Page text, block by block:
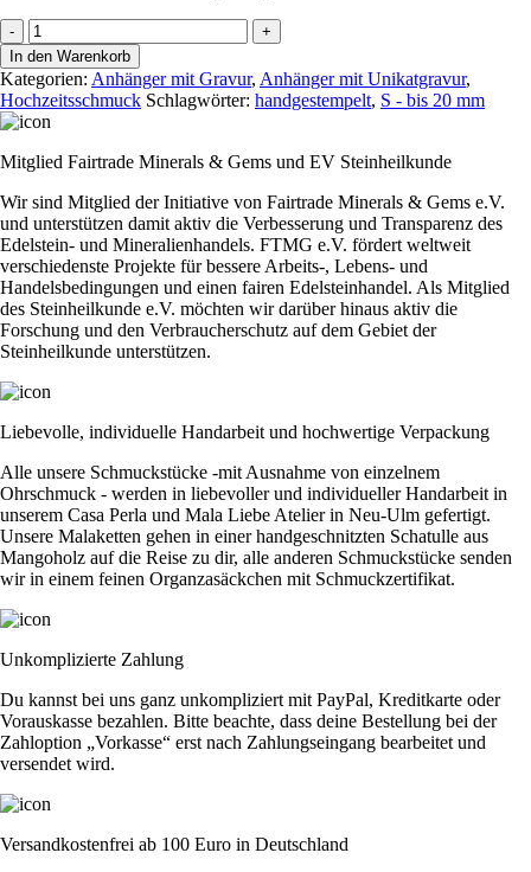
-
Stamp
it
"I
do"
Menge
+
In den Warenkorb
Kategorien: Anhänger mit Gravur, Anhänger mit Unikatgravur,
Hochzeitsschmuck Schlagwörter: handgestempelt, S - bis 20 mm
Mitglied Fairtrade Minerals & Gems und EV Steinheilkunde
Wir sind Mitglied der Initiative von Fairtrade Minerals & Gems e.V.
und unterstützen damit aktiv die Verbesserung und Transparenz des
Edelstein- und Mineralienhandels. FTMG e.V. fördert weltweit
verschiedenste Projekte für bessere Arbeits-, Lebens- und
Handelsbedingungen und einen fairen Edelsteinhandel. Als Mitglied
des Steinheilkunde e.V. möchten wir darüber hinaus aktiv die
Forschung und den Verbraucherschutz auf dem Gebiet der
Steinheilkunde unterstützen.
Liebevolle, individuelle Handarbeit und hochwertige Verpackung
Alle unsere Schmuckstücke -mit Ausnahme von einzelnem
Ohrschmuck - werden in liebevoller und individueller Handarbeit in
unserem Casa Perla und Mala Liebe Atelier in Neu-Ulm gefertigt.
Unsere Malaketten gehen in einer handgeschnitzten Schatulle aus
Mangoholz auf die Reise zu dir, alle anderen Schmuckstücke senden
wir in einem feinen Organzasäckchen mit Schmuckzertifikat.
Unkomplizierte Zahlung
Du kannst bei uns ganz unkompliziert mit PayPal, Kreditkarte oder
Vorauskasse bezahlen. Bitte beachte, dass deine Bestellung bei der
Zahloption „Vorkasse“ erst nach Zahlungseingang bearbeitet und
versendet wird.
Versandkostenfrei ab 100 Euro in Deutschland